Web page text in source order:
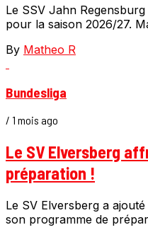
Le SSV Jahn
pour la saison 2026/27.
By Matheo R
Bundesliga
/ 1 mois ago
Le SV Elversberg
préparation !
Le SV Elversberg a
son programme de